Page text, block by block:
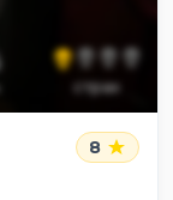
страх
8